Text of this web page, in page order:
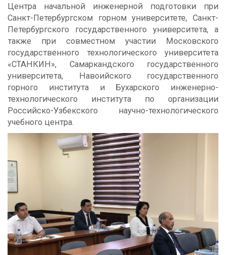
Центра начальной инженерной подготовки при
Санкт-Петербургском горном университете, Санкт-
Петербургского государственного университета, а
также при совместном участии Московского
государственного технологического университета
«СТАНКИН», Самаркандского государственного
университета, Навоийского государственного
горного института и Бухарского инженерно-
технологического института по организации
Российско-Узбекского научно-технологического
учебного центра.